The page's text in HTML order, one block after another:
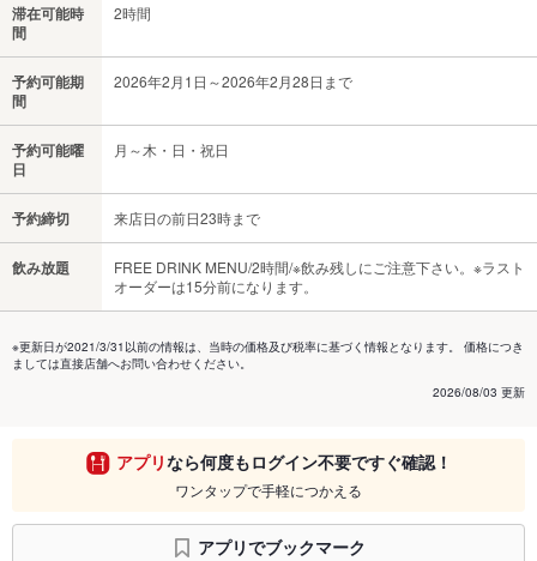
滞在可能時
間
2時間
予約可能期
間
2026年2月1日～2026年2月28日まで
予約可能曜
日
月～木・日・祝日
予約締切 来店日の前日23時まで
飲み放題
FREE DRINK MENU/2時間/※飲み残しにご注意下さい。※ラスト
オーダーは15分前になります。
※更新日が2021/3/31以前の情報は、当時の価格及び税率に基づく情報となります。 価格につき
ましては直接店舗へお問い合わせください。
2026/08/03 更新
アプリなら何度もログイン不要ですぐ確認！
ワンタップで手軽につかえる
アプリでブックマーク